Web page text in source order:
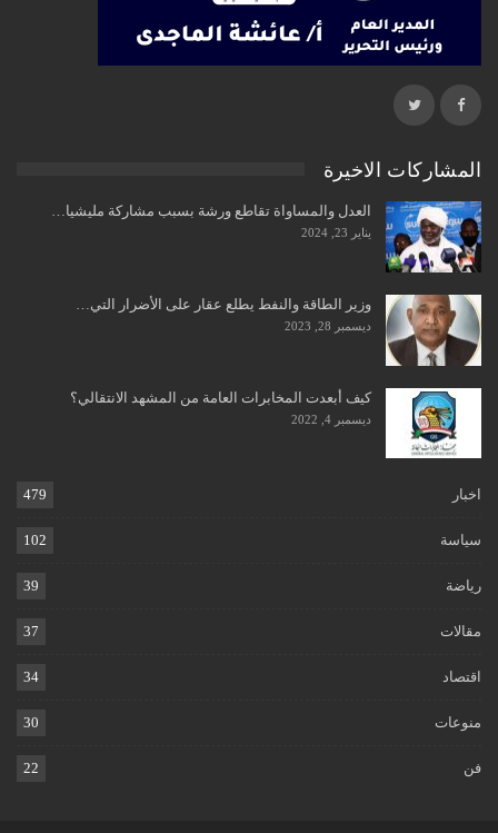
المشاركات الاخيرة
العدل والمساواة تقاطع ورشة بسبب مشاركة مليشيا…
يناير 23, 2024
وزير الطاقة والنفط يطلع عقار على الأضرار التي…
ديسمبر 28, 2023
كيف أبعدت المخابرات العامة من المشهد الانتقالي؟
ديسمبر 4, 2022
اخبار 479
سياسة 102
رياضة 39
مقالات 37
اقتصاد 34
منوعات 30
فن 22